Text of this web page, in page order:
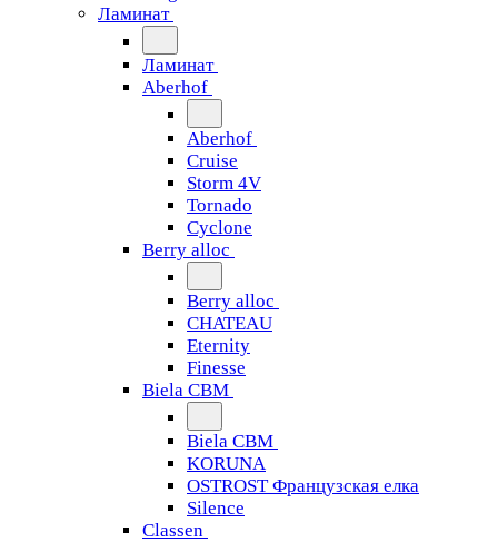
Ламинат
Ламинат
Aberhof
Aberhof
Cruise
Storm 4V
Tornado
Сyclone
Berry alloc
Berry alloc
CHATEAU
Eternity
Finesse
Biela CBM
Biela CBM
KORUNA
OSTROST Французская елка
Silence
Classen